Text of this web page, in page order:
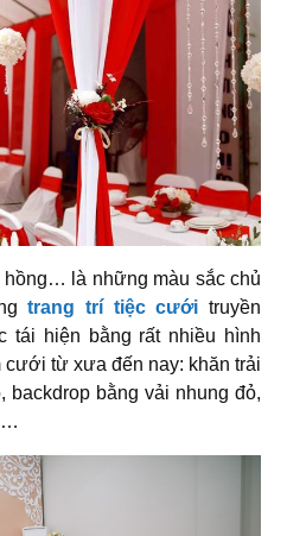
hồng… là những màu sắc chủ
trang trí tiệc cưới truyền
tái hiện bằng rất nhiều hình
cưới từ xưa đến nay: khăn trải
backdrop bằng vải nhung đỏ,